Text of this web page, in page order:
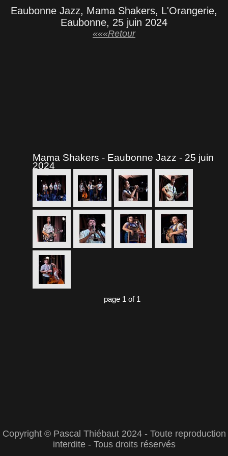
Eaubonne Jazz, Mama Shakers, L'Orangerie,
Eaubonne, 25 juin 2024
«««Retour
Mama Shakers - Eaubonne Jazz - 25 juin
2024
page 1 of 1
Copyright © Pascal Thiébaut 2024 - Toute reproduction
interdite - Tous droits réservés